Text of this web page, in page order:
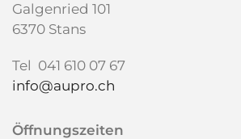
Galgenried 101
6370 Stans
Tel 041 610 07 67
info@aupro.ch
Öffnungszeiten